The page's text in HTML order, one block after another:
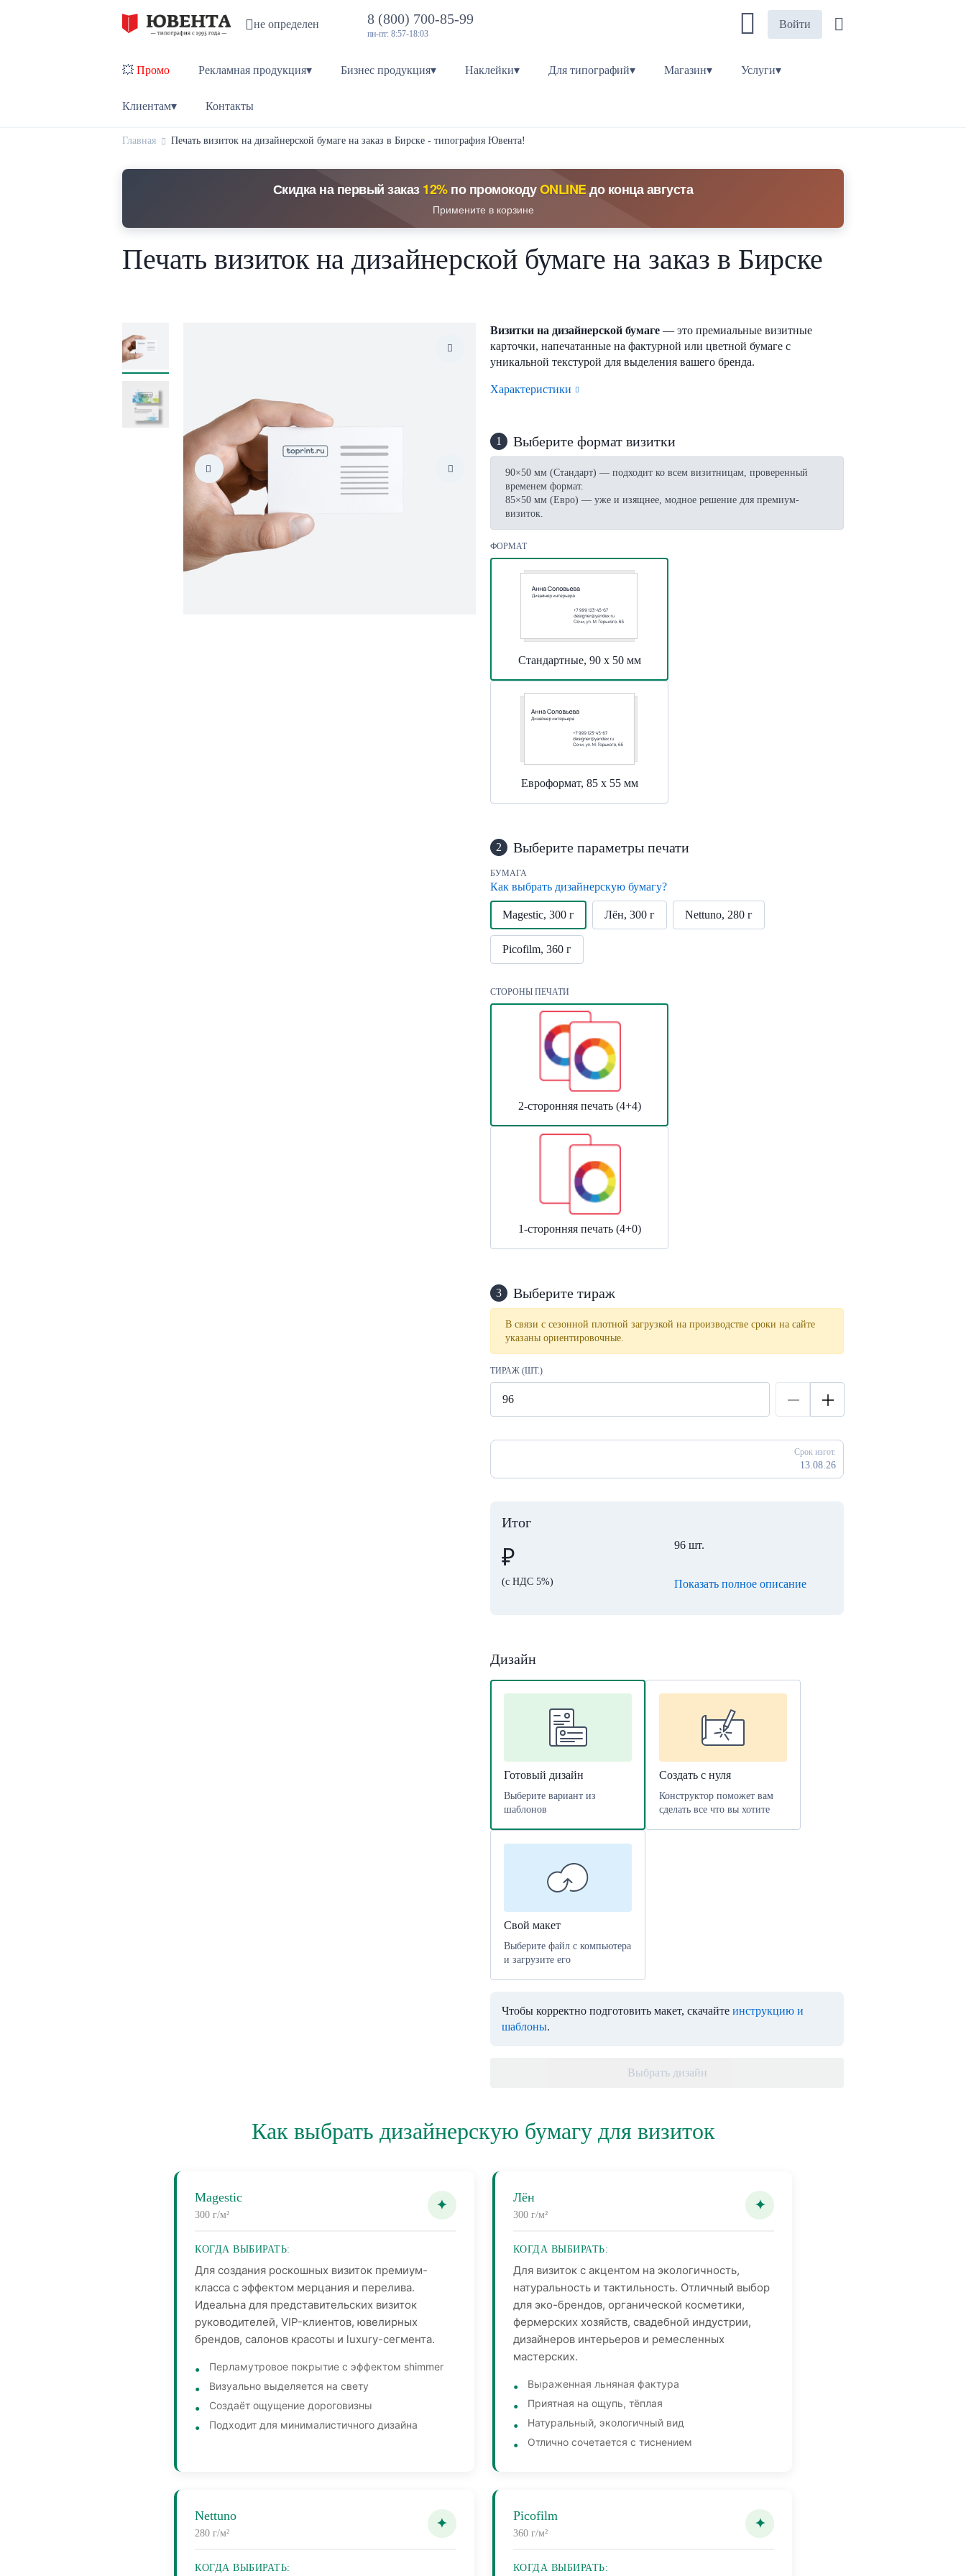
не определен 8 (800) 700-85-99
пн-пт: 8:57-18:03
Войти
💥 Промо Рекламная продукция▾ Бизнес продукция▾ Наклейки▾ Для типографий▾ Магазин▾ Услуги▾
Клиентам▾ Контакты
Главная Печать визиток на дизайнерской бумаге на заказ в Бирске - типография Ювента!
Скидка на первый заказ12%по промокодуONLINEдо конца августа
Примените в корзине
Печать визиток на дизайнерской бумаге на заказ в Бирске
Визитки на дизайнерской бумаге — это премиальные визитные
карточки, напечатанные на фактурной или цветной бумаге с
уникальной текстурой для выделения вашего бренда.
Характеристики
1 Выберите формат визитки
90×50 мм (Стандарт) — подходит ко всем визитницам, проверенный
временем формат.
85×50 мм (Евро) — уже и изящнее, модное решение для премиум-
визиток.
ФОРМАТ
Стандартные, 90 х 50 мм
Евроформат, 85 х 55 мм
2 Выберите параметры печати
БУМАГА
Как выбрать дизайнерскую бумагу?
Magestic, 300 г Лён, 300 г Nettuno, 280 г
Picofilm, 360 г
СТОРОНЫ ПЕЧАТИ
2-сторонняя печать (4+4)
1-сторонняя печать (4+0)
3 Выберите тираж
В связи с сезонной плотной загрузкой на производстве сроки на сайте
указаны ориентировочные.
ТИРАЖ (ШТ.)
Срок изгот.
13.08.26
Итог
₽
(с НДС 5%)
96 шт.
Показать полное описание
Дизайн
Готовый дизайн
Выберите вариант из
шаблонов
Создать с нуля
Конструктор поможет вам
сделать все что вы хотите
Свой макет
Выберите файл с компьютера
и загрузите его
Чтобы корректно подготовить макет, скачайте инструкцию и
шаблоны.
Выбрать дизайн
Как выбрать дизайнерскую бумагу для визиток
Magestic
300 г/м²
КОГДА ВЫБИРАТЬ:
Для создания роскошных визиток премиум-
класса с эффектом мерцания и перелива.
Идеальна для представительских визиток
руководителей, VIP-клиентов, ювелирных
брендов, салонов красоты и luxury-сегмента.
Перламутровое покрытие с эффектом shimmer
Визуально выделяется на свету
Создаёт ощущение дороговизны
Подходит для минималистичного дизайна
Лён
300 г/м²
КОГДА ВЫБИРАТЬ:
Для визиток с акцентом на экологичность,
натуральность и тактильность. Отличный выбор
для эко-брендов, органической косметики,
фермерских хозяйств, свадебной индустрии,
дизайнеров интерьеров и ремесленных
мастерских.
Выраженная льняная фактура
Приятная на ощупь, тёплая
Натуральный, экологичный вид
Отлично сочетается с тиснением
Nettuno
280 г/м²
КОГДА ВЫБИРАТЬ:
Picofilm
360 г/м²
КОГДА ВЫБИРАТЬ: